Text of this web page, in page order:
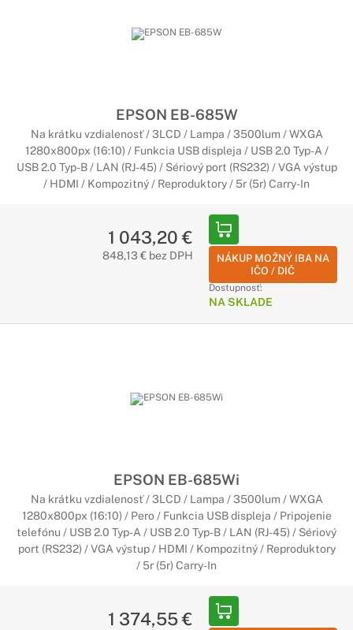
EPSON EB-685W
Na krátku vzdialenosť / 3LCD / Lampa / 3500lum / WXGA
1280x800px (16:10) / Funkcia USB displeja / USB 2.0 Typ-A /
USB 2.0 Typ-B / LAN (RJ-45) / Sériový port (RS232) / VGA výstup
/ HDMI / Kompozitný / Reproduktory / 5r (5r) Carry-In
1 043,20 €
848,13 € bez DPH
NÁKUP MOŽNÝ IBA NA
IČO / DIČ
Dostupnosť:
NA SKLADE
EPSON EB-685Wi
Na krátku vzdialenosť / 3LCD / Lampa / 3500lum / WXGA
1280x800px (16:10) / Pero / Funkcia USB displeja / Pripojenie
telefónu / USB 2.0 Typ-A / USB 2.0 Typ-B / LAN (RJ-45) / Sériový
port (RS232) / VGA výstup / HDMI / Kompozitný / Reproduktory
/ 5r (5r) Carry-In
1 374,55 €